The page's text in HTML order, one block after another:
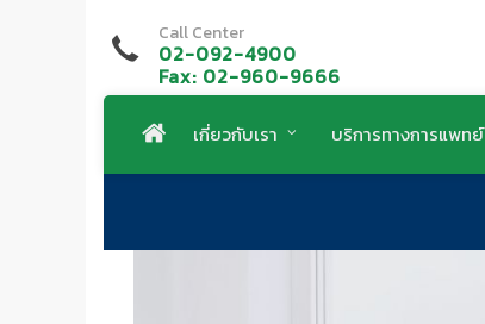
Call Center
02-092-4900
Fax: 02-960-9666
เกี่ยวกับเรา บริการทางการแพทย์